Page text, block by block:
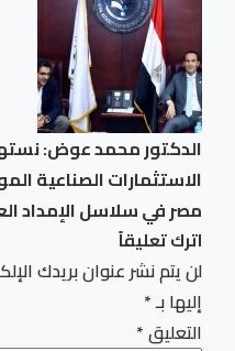
الدكتور محمد عوض:
الاستثمارات الصناعية
مصر في سلاسل الإمداد
اترك تعليقاً
لن يتم نشر عنوان بريدك
إليها بـ*
التعليق*